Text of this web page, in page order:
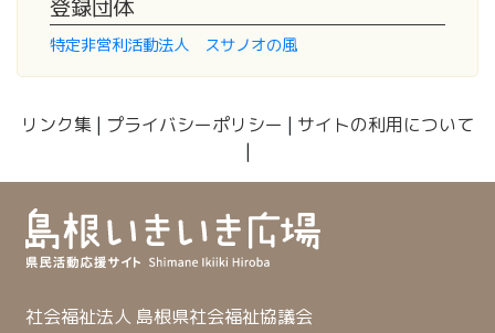
登録団体
特定非営利活動法人 スサノオの風
リンク集 | プライバシーポリシー | サイトの利用について
|
社会福祉法人 島根県社会福祉協議会